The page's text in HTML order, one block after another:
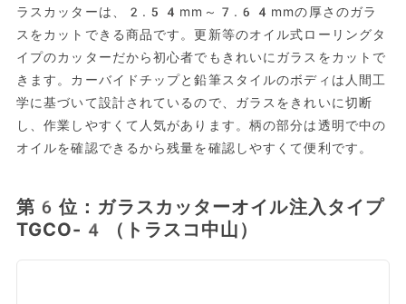
ラスカッターは、2.54mm～7.64mmの厚さのガラ
スをカットできる商品です。更新等のオイル式ローリングタ
イプのカッターだから初心者でもきれいにガラスをカットで
きます。カーバイドチップと鉛筆スタイルのボディは人間工
学に基づいて設計されているので、ガラスをきれいに切断
し、作業しやすくて人気があります。柄の部分は透明で中の
オイルを確認できるから残量を確認しやすくて便利です。
第6位：ガラスカッターオイル注入タイプ
TGCO-4（トラスコ中山）